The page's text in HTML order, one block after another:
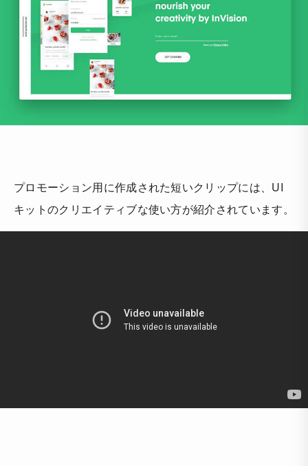
プロモーション用に作成された短いクリップには、UI
キットのクリエイティブな使い方が紹介されています。